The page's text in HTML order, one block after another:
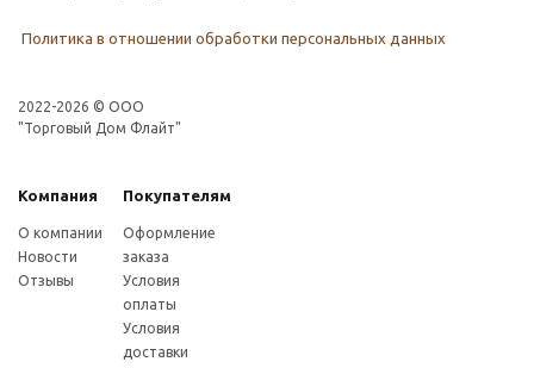
Политика в отношении обработки персональных данных
2022-2026 © OOO
"Торговый Дом Флайт"
Компания Покупателям
О компании
Новости
Отзывы
Оформление
заказа
Условия
оплаты
Условия
доставки